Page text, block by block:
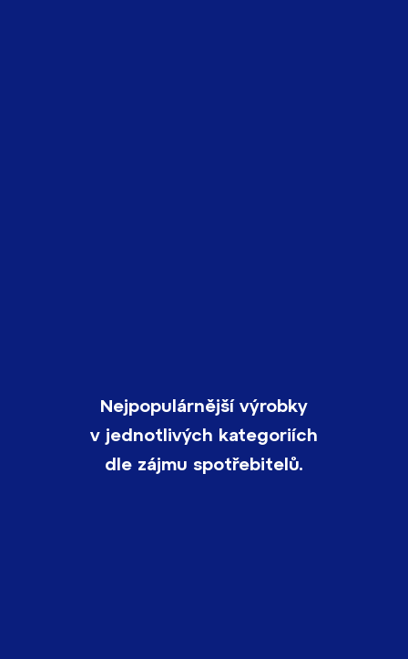
Nejpopulárnější výrobky
v jednotlivých kategoriích
dle zájmu spotřebitelů.